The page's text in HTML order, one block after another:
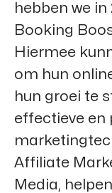
hebben we in
Booking
Hiermee
om hun
hun groei te
effectieve en
Affiliate
Media,